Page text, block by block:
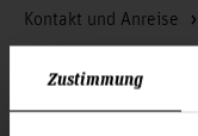
Zustimmung
Kontakt und Anreise
Presse